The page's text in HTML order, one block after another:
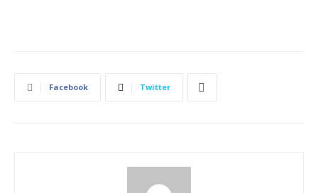
Facebook Twitter